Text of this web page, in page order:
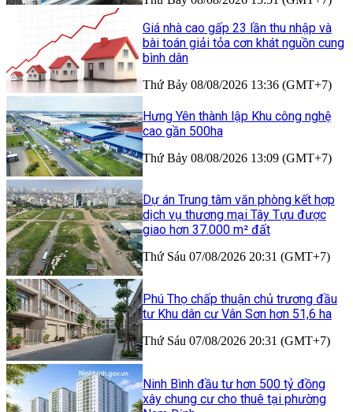
Giá nhà cao gấp 23 lần thu nhập và
bài toán giải tỏa cơn khát nguồn cung
bình dân
Thứ Bảy 08/08/2026 13:36 (GMT+7)
Hưng Yên thành lập Khu công nghệ
cao gần 500ha
Thứ Bảy 08/08/2026 13:09 (GMT+7)
Dự án Trung tâm văn phòng kết hợp
dịch vụ thương mại Tây Tựu được
giao hơn 37.000 m² đất
Thứ Sáu 07/08/2026 20:31 (GMT+7)
Phú Thọ chấp thuận chủ trương đầu
tư Khu dân cư Vân Sơn hơn 51,6 ha
Thứ Sáu 07/08/2026 20:31 (GMT+7)
Ninh Bình đầu tư hơn 500 tỷ đồng
xây chung cư cho thuê tại phường